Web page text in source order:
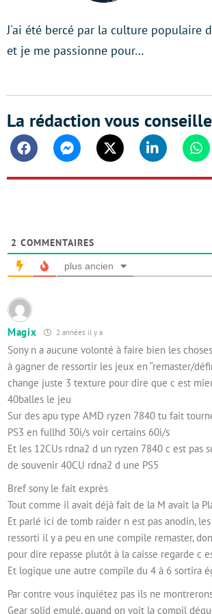
J'ai été bercé par la culture populaire
et je me passionne pour…
La rédaction vous
FacebookMessengerTwitter Linkedin
2 COMMENTAIRES
plus ancien
Magix 2 années il y a
Sony n a aucune volonté à faire bien les
à gagner de ressortir les jeux en “remaster/
change juste 3 texture pour dire que c est
40balles le jeu
Sur des apu type AMD ryzen 7840 tu fait
PS3 en fullhd 30i/s voir certains 60i/s
Et les 12CUs rdna2 d un ryzen 7840 c est pas
de souvenir 40CU rdna2 d une PS5
Bref sony le fait exprès
Tout comme il avait déjà fait de la M avait la
Et parlé ici de tomb raider n est pas anodin,
ressorti il y a peu en une compile remaster,
pour dire repasse plutôt à la caisse regarde c
Et logique une autre compile du 4 à 6 sortira
Par contre vous inquiétez pas ils ne
Gear solid emulé, quand on voit la compil